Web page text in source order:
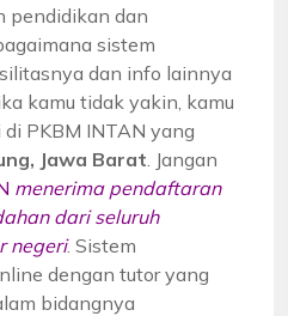
pendidikan dan
sistem
dan info lainnya
kamu tidak yakin, kamu
PKBM INTAN yang
Jawa Barat . Jangan
menerima pendaftaran
dari seluruh
negeri. Sistem
dengan tutor yang
bidangnya